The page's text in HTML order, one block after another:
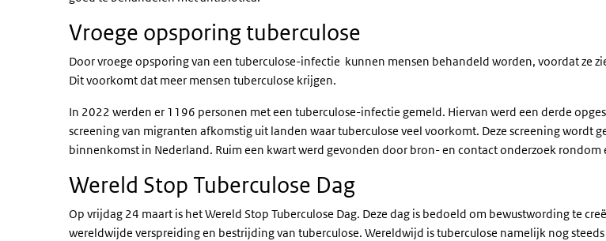
Vroege opsporing tuberculose
Door vroege opsporing van een tuberculose-infectie kunnen mensen behandeld worden, voordat ze
Dit voorkomt dat meer mensen tuberculose krijgen.
In 2022 werden er 1196 personen met een tuberculose-infectie gemeld. Hiervan werd een derde
screening van migranten afkomstig uit landen waar tuberculose veel voorkomt. Deze screening wordt
binnenkomst in Nederland. Ruim een kwart werd gevonden door bron- en contact onderzoek rondom
Wereld Stop Tuberculose Dag
Op vrijdag 24 maart is het Wereld Stop Tuberculose Dag. Deze dag is bedoeld om bewustwording te
wereldwijde verspreiding en bestrijding van tuberculose. Wereldwijd is tuberculose namelijk nog steeds